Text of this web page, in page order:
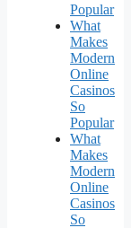
Popular
What
Makes
Modern
Online
Casinos
So
Popular
What
Makes
Modern
Online
Casinos
So